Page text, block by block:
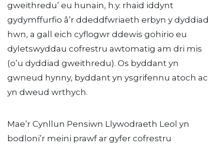
gweithredu’ eu hunain, h.y. rhaid iddynt
gydymffurfio â’r ddeddfwriaeth erbyn y dyddiad
hwn, a gall eich cyflogwr ddewis gohirio eu
dyletswyddau cofrestru awtomatig am dri mis
(o’u dyddiad gweithredu). Os byddant yn
gwneud hynny, byddant yn ysgrifennu atoch ac
yn dweud wrthych.
Mae’r Cynllun Pensiwn Llywodraeth Leol yn
bodloni’r meini prawf ar gyfer cofrestru